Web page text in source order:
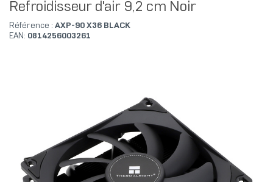
Refroidisseur d'air 9,2 cm Noir
Référence : AXP-90 X36 BLACK
EAN: 0814256003261